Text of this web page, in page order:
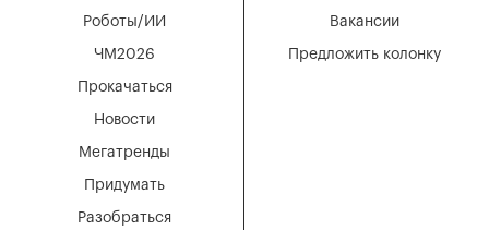
Мегатренды
Придумать
Разобраться
Новости
Роботы/ИИ
ЧМ2026
Прокачаться
Вакансии
Предложить колонку